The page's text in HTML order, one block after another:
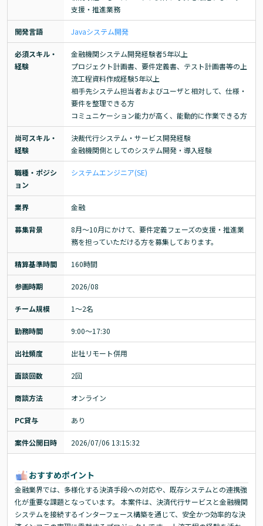
支援・推進業務
開発言語 Javaシステム開発
必須スキル・
経験
金融機関システム開発経験者5年以上
プロジェクト計画書、要件定義書、テスト計画書等の上
流工程資料作成経験5年以上
相手先システム担当者およびユーザと相対して、仕様・
要件を整理できる方
コミュニケーション能力が高く、能動的に作業できる方
尚可スキル・
経験
決裁代行システム・サービス開発経験
金融機関側としてのシステム開発・導入経験
職種・ポジシ
ョン
システムエンジニア(SE)
業界 金融
募集背景
8月～10月にかけて、要件定義フェーズの支援・推進業
務を担っていただける方を募集しております。
精算基準時間 160時間
参画時期 2026/08
チーム規模 1～2名
勤務時間 9:00～17:30
出社頻度 出社リモート併用
面談回数 2回
商談方法 オンライン
PC貸与 あり
案件公開日時 2026/07/06 13:15:32
おすすめポイント
金融業界では、多様化する決済手段への対応や、既存システムとの連携強
化が重要な課題となっています。 本案件は、決済代行サービスと金融機関
システムを接続するインターフェース構築を通じて、安全かつ効率的な決